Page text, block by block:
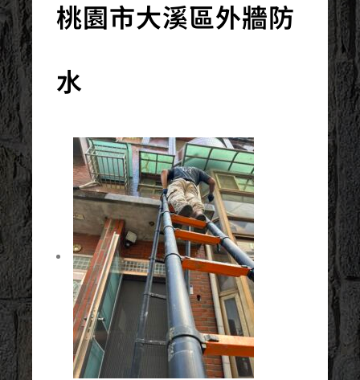
桃園市大溪區外牆防
水